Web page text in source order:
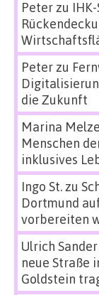
Peterzu
Peterzu
die Zukunft
Marina
Menschen
inklusives
Ingo St.zu
Dortmund
vorbereiten
Ulrich Sander
neue Straße
Goldstein